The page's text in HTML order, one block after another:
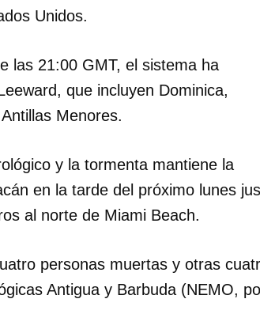
Unidos.
las 21:00 GMT, el sistema ha
que incluyen Dominica,
Menores.
y la tormenta mantiene la
en la tarde del próximo lunes
al norte de Miami Beach.
personas muertas y otras
Antigua y Barbuda (NEMO,